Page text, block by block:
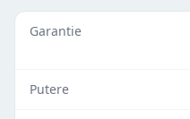
Garantie
Putere